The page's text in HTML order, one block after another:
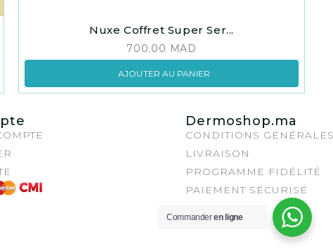
Nuxe Coffret Super Ser...
700.00 MAD
AJOUTER AU PANIER
Dermoshop.ma
CONDITIONS
LIVRAISON
PROGRAMME FIDÉLITÉ
PAIEMENT SÉCURISÉ
Commanderen ligne